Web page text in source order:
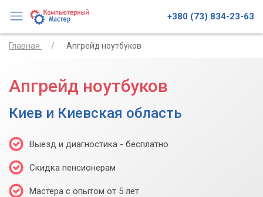
+380 (73) 834-23-63
Главная Апгрейд ноутбуков
Апгрейд ноутбуков
Киев и Киевская область
Выезд и диагностика - бесплатно
Скидка пенсионерам
Мастера с опытом от 5 лет